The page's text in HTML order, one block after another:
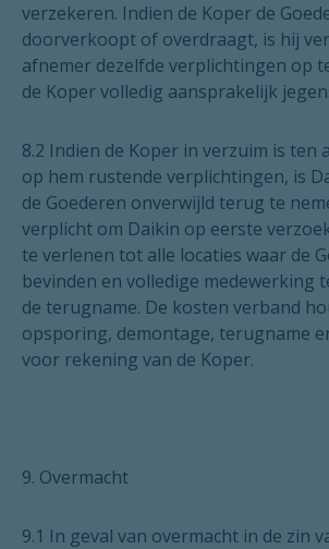
verzekeren. Indien de Koper de
doorverkoopt of overdraagt, is hij
afnemer dezelfde verplichtingen op
de Koper volledig aansprakelijk
8.2 Indien de Koper in verzuim is ten
op hem rustende verplichtingen, is
de Goederen onverwijld terug te
verplicht om Daikin op eerste
te verlenen tot alle locaties waar de
bevinden en volledige medewerking
de terugname. De kosten verband
opsporing, demontage, terugname
voor rekening van de Koper.
9. Overmacht
9.1 In geval van overmacht in de zin